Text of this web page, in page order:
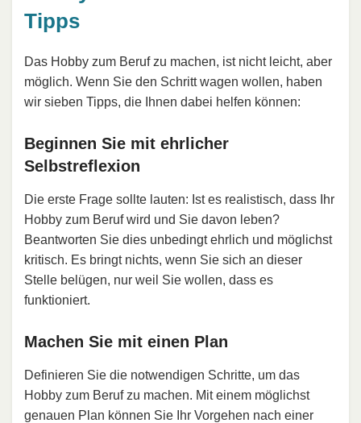
Tipps
Das Hobby zum Beruf zu machen, ist nicht leicht, aber
möglich. Wenn Sie den Schritt wagen wollen, haben
wir sieben Tipps, die Ihnen dabei helfen können:
Beginnen Sie mit ehrlicher
Selbstreflexion
Die erste Frage sollte lauten: Ist es realistisch, dass Ihr
Hobby zum Beruf wird und Sie davon leben?
Beantworten Sie dies unbedingt ehrlich und möglichst
kritisch. Es bringt nichts, wenn Sie sich an dieser
Stelle belügen, nur weil Sie wollen, dass es
funktioniert.
Machen Sie mit einen Plan
Definieren Sie die notwendigen Schritte, um das
Hobby zum Beruf zu machen. Mit einem möglichst
genauen Plan können Sie Ihr Vorgehen nach einer